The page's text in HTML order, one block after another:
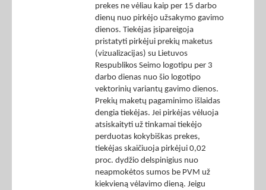
prekes ne vėliau kaip per 15 darbo
dienų nuo pirkėjo užsakymo gavimo
dienos. Tiekėjas įsipareigoja
pristatyti pirkėjui prekių maketus
(vizualizacijas) su Lietuvos
Respublikos Seimo logotipu per 3
darbo dienas nuo šio logotipo
vektorinių variantų gavimo dienos.
Prekių maketų pagaminimo išlaidas
dengia tiekėjas. Jei pirkėjas vėluoja
atsiskaityti už tinkamai tiekėjo
perduotas kokybiškas prekes,
tiekėjas skaičiuoja pirkėjui 0,02
proc. dydžio delspinigius nuo
neapmokėtos sumos be PVM už
kiekvieną vėlavimo dieną. Jeigu